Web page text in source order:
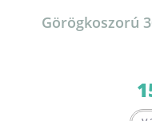
Görögkoszorú